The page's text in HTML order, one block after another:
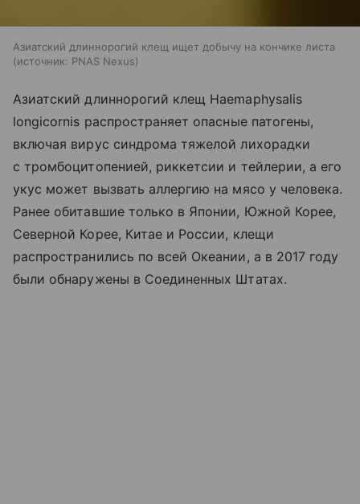
Азиатский длиннорогий клещ ищет добычу на кончике листа
источник: PNAS Nexus
Азиатский длиннорогий клещ Haemaphysalis
longicornis распространяет опасные патогены,
включая вирус синдрома тяжелой лихорадки
с тромбоцитопенией, риккетсии и тейлерии, а его
укус может вызвать аллергию на мясо у человека.
Ранее обитавшие только в Японии, Южной Корее,
Северной Корее, Китае и России, клещи
распространились по всей Океании, а в 2017 году
были обнаружены в Соединенных Штатах.